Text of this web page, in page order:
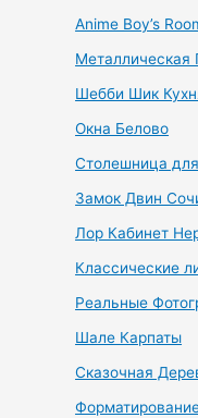
Anime Boy’s
Металлическая
Шебби Шик
Окна Белово
Столешница
Замок Двин
Лор Кабинет
Классические
Реальные
Шале Карпаты
Сказочная